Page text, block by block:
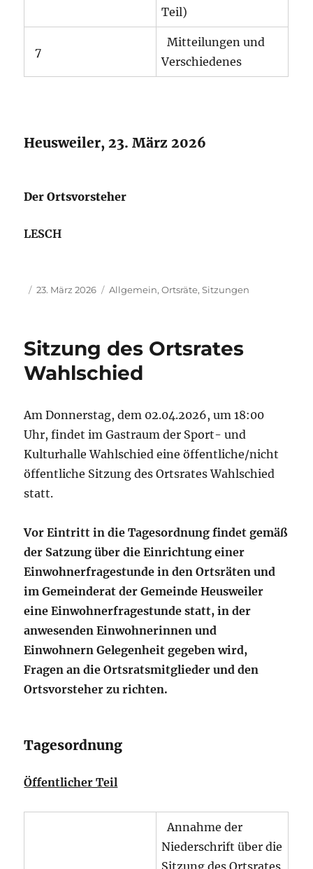
Teil)
7
Mitteilungen und
Verschiedenes
Heusweiler, 23. März 2026
Der Ortsvorsteher
LESCH
AutorVeröffentlicht
23. März 2026 Kategorien
Allgemein,Ortsräte,Sitzungen
Sitzung des Ortsrates
Wahlschied
Am Donnerstag, dem 02.04.2026, um 18:00
Uhr, findet im Gastraum der Sport- und
Kulturhalle Wahlschied eine öffentliche/nicht
öffentliche Sitzung des Ortsrates Wahlschied
statt.
Vor Eintritt in die Tagesordnung findet gemäß
der Satzung über die Einrichtung einer
Einwohnerfragestunde in den Ortsräten und
im Gemeinderat der Gemeinde Heusweiler
eine Einwohnerfragestunde statt, in der
anwesenden Einwohnerinnen und
Einwohnern Gelegenheit gegeben wird,
Fragen an die Ortsratsmitglieder und den
Ortsvorsteher zu richten.
Tagesordnung
Öffentlicher Teil
Annahme der
Niederschrift über die
Sitzung des Ortsrates